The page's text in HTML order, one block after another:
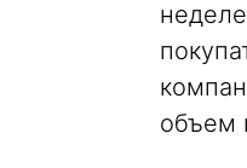
объем